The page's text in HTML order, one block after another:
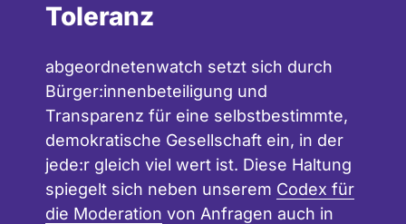
Toleranz
abgeordnetenwatch setzt sich durch
Bürger:innenbeteiligung und
Transparenz für eine selbstbestimmte,
demokratische Gesellschaft ein, in der
jede:r gleich viel wert ist. Diese Haltung
spiegelt sich neben unserem Codex für
die Moderation von Anfragen auch in